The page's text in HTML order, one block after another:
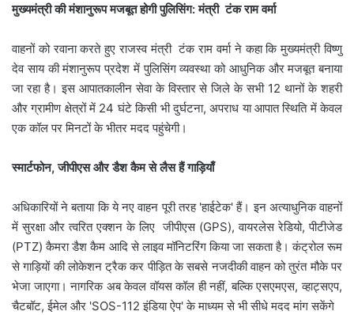
​मुख्यमंत्री की मंशानुरूप मजबूत होगी पुलिसिंग: मंत्री टंक राम वर्मा
वाहनों को रवाना करते हुए राजस्व मंत्री टंक राम वर्मा ने कहा कि मुख्यमंत्री विष्णु
देव साय की मंशानुरूप प्रदेश में पुलिसिंग व्यवस्था को आधुनिक और मजबूत बनाया
जा रहा है। इस आपातकालीन सेवा के विस्तार से जिले के सभी 12 थानों के शहरी
और ग्रामीण क्षेत्रों में 24 घंटे किसी भी दुर्घटना, अपराध या आपात स्थिति में केवल
एक कॉल पर मिनटों के भीतर मदद पहुंचेगी।
​स्मार्टफोन, जीपीएस और डैश कैम से लैस हैं गाड़ियाँ
अधिकारियों ने बताया कि ये नए वाहन पूरी तरह 'हाईटेक' हैं। इन अत्याधुनिक वाहनों
में सुरक्षा और त्वरित एक्शन के लिए जीपीएस (GPS), वायरलेस रेडियो, पीटीजेड
(PTZ) कैमरा डैश कैम आदि से लाइव मॉनिटरिंग किया जा सकता है। कंट्रोल रूम
से गाड़ियों की लोकेशन ट्रैक कर पीड़ित के सबसे नजदीकी वाहन को तुरंत मौके पर
भेजा जाएगा। नागरिक अब केवल वॉयस कॉल ही नहीं, बल्कि एसएमएस, व्हाट्सएप,
चैटबॉट, ईमेल और 'SOS-112 इंडिया ऐप' के माध्यम से भी सीधे मदद मांग सकेंगे